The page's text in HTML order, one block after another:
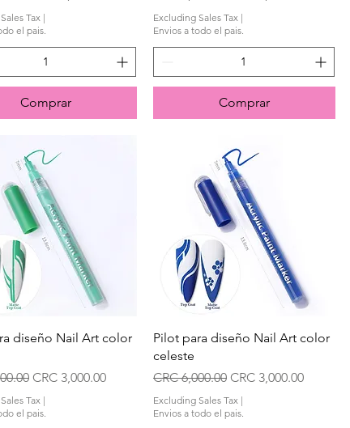
Tax |
el pais.
Comprar
Excluding Sales Tax |
Envios a todo el pais.
Comprar
Quick View
diseño Nail Art color
Sale Price
CRC 3,000.00
Tax|
el pais.
Quick View
Pilot para diseño Nail Art color
celeste
Regular Price
CRC 6,000.00 Sale Price
CRC 3,000.00
Excluding Sales Tax |
Envios a todo el pais.